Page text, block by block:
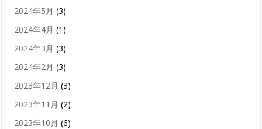
2024年5月 (3)
2024年4月 (1)
2024年3月 (3)
2024年2月 (3)
2023年12月 (3)
2023年11月 (2)
2023年10月 (6)